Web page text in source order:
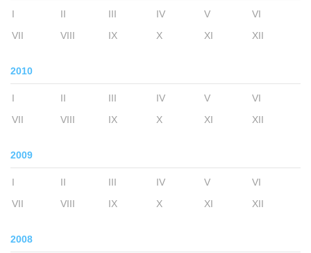
I II III IV V
VI
VII
VIII IX X XI XII
2010
I II III IV V
VI
VII
VIII IX X XI XII
2009
I II III IV V
VI
VII
VIII IX X XI XII
2008